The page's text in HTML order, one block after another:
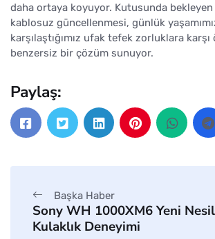
daha ortaya koyuyor. Kutusunda bekleyen
kablosuz güncellenmesi, günlük
karşılaştığımız ufak tefek zorluklara karşı
benzersiz bir çözüm sunuyor.
Paylaş:
Başka Haber
Sony WH 1000XM6 Yeni
Kulaklık Deneyimi